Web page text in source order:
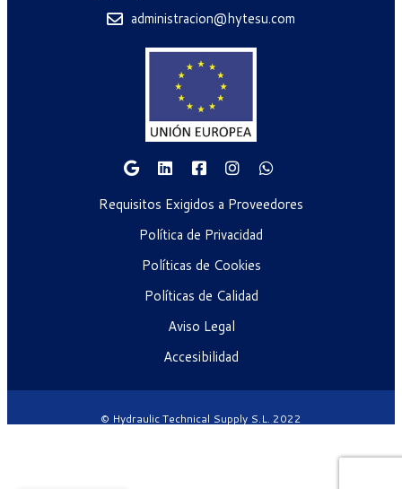
administracion@hytesu.com
Requisitos Exigidos a Proveedores
Política de Privacidad
Políticas de Cookies
Políticas de Calidad
Aviso Legal
Accesibilidad
© Hydraulic Technical Supply S.L. 2022